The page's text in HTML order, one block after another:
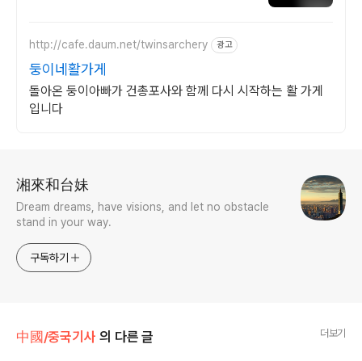
http://cafe.daum.net/twinsarchery 광고
둥이네활가게
돌아온 둥이아빠가 건총포사와 함께 다시 시작하는 활 가게
입니다
湘來和台妹
Dream dreams, have visions, and let no obstacle
stand in your way.
구독하기
中國/중국기사 의 다른 글 더보기